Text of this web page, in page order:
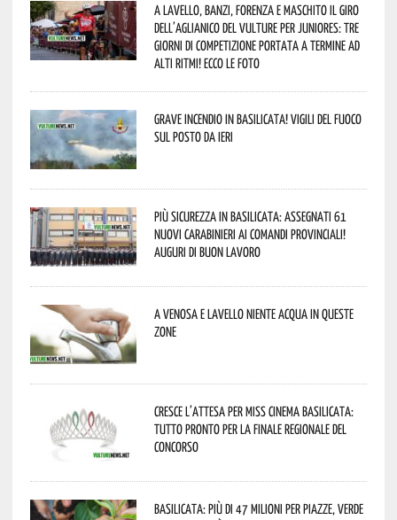
A Lavello, Banzi, Forenza e Maschito il Giro
dell’Aglianico del Vulture per juniores: tre
giorni di competizione portata a termine ad
alti ritmi! Ecco le foto
Grave incendio in Basilicata! Vigili del fuoco
sul posto da ieri
Più sicurezza in Basilicata: assegnati 61
nuovi Carabinieri ai Comandi provinciali!
Auguri di buon lavoro
A Venosa e Lavello niente acqua in queste
zone
Cresce l’attesa per Miss Cinema Basilicata:
tutto pronto per la finale regionale del
concorso
Basilicata: più di 47 milioni per piazze, verde